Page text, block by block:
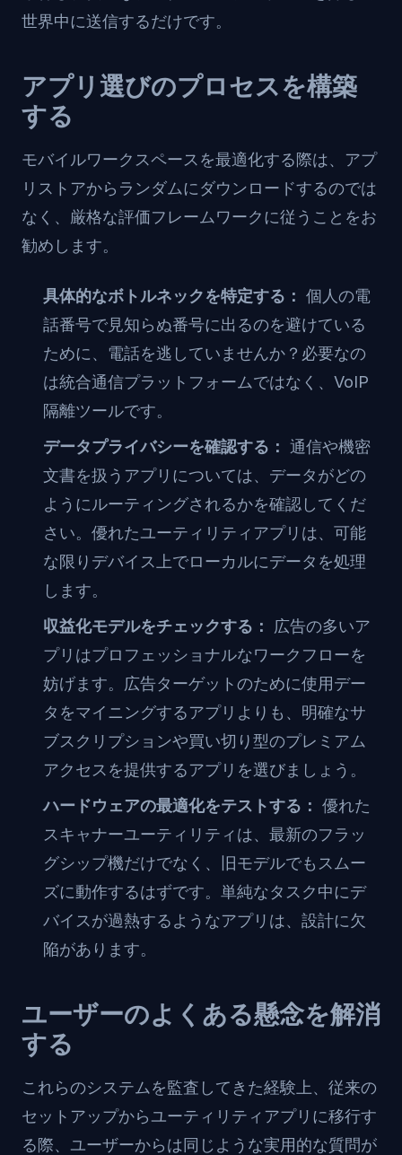
世界中に送信するだけです。
アプリ選びのプロセスを構築
する
モバイルワークスペースを最適化する際は、アプ
リストアからランダムにダウンロードするのでは
なく、厳格な評価フレームワークに従うことをお
勧めします。
具体的なボトルネックを特定する： 個人の電
話番号で見知らぬ番号に出るのを避けている
ために、電話を逃していませんか？必要なの
は統合通信プラットフォームではなく、VoIP
隔離ツールです。
データプライバシーを確認する： 通信や機密
文書を扱うアプリについては、データがどの
ようにルーティングされるかを確認してくだ
さい。優れたユーティリティアプリは、可能
な限りデバイス上でローカルにデータを処理
します。
収益化モデルをチェックする：
広告の多いア
プリはプロフェッショナルなワークフローを
妨げます。広告ターゲットのために使用デー
タをマイニングするアプリよりも、明確なサ
ブスクリプションや買い切り型のプレミアム
アクセスを提供するアプリを選びましょう。
ハードウェアの最適化をテストする： 優れた
スキャナーユーティリティは、最新のフラッ
グシップ機だけでなく、旧モデルでもスムー
ズに動作するはずです。単純なタスク中にデ
バイスが過熱するようなアプリは、設計に欠
陥があります。
ユーザーのよくある懸念を解消
する
これらのシステムを監査してきた経験上、従来の
セットアップからユーティリティアプリに移行す
る際、ユーザーからは同じような実用的な質問が